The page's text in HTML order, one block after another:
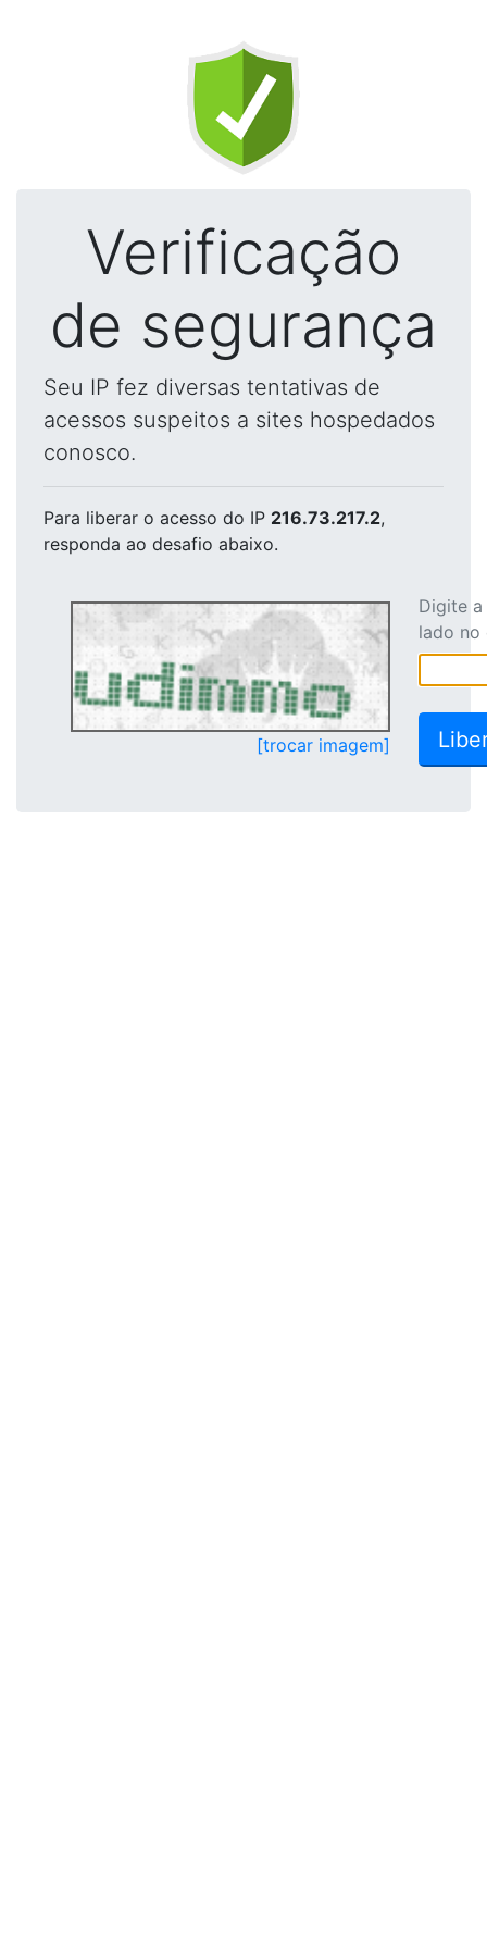
Verificação
de segurança
Seu IP fez diversas tentativas de
acessos suspeitos a sites hospedados
conosco.
Para liberar o acesso do IP 216.73.217.2,
responda ao desafio abaixo.
[trocar imagem]
Digite
lado no